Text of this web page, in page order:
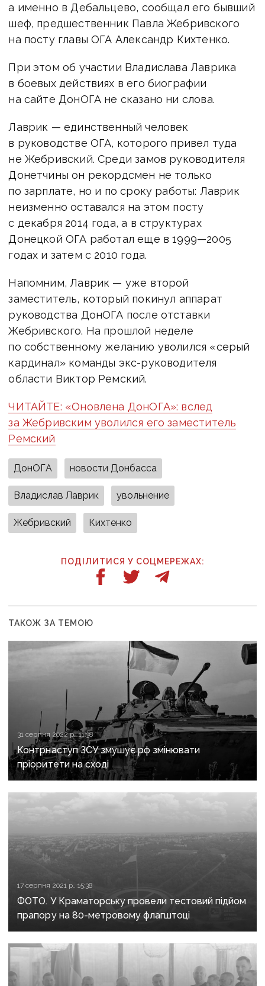
а именно в Дебальцево, сообщал его бывший
шеф, предшественник Павла Жебривского
на посту главы ОГА Александр Кихтенко.
При этом об участии Владислава Лаврика
в боевых действиях в его биографии
на сайте ДонОГА не сказано ни слова.
Лаврик — единственный человек
в руководстве ОГА, которого привел туда
не Жебривский. Среди замов руководителя
Донетчины он рекордсмен не только
по зарплате, но и по сроку работы: Лаврик
неизменно оставался на этом посту
с декабря 2014 года, а в структурах
Донецкой ОГА работал еще в 1999—2005
годах и затем с 2010 года.
Напомним, Лаврик — уже второй
заместитель, который покинул аппарат
руководства ДонОГА после отставки
Жебривского. На прошлой неделе
по собственному желанию уволился «серый
кардинал» команды экс-руководителя
области Виктор Ремский.
ЧИТАЙТЕ: «Оновлена ДонОГА»: вслед
за Жебривским уволился его заместитель
Ремский
ДонОГА новости Донбасса
Владислав Лаврик увольнение
Жебривский Кихтенко
ПОДІЛИТИСЯ У СОЦМЕРЕЖАХ:
ТАКОЖ ЗА ТЕМОЮ
31 серпня 2022 р., 11:38
Контрнаступ ЗСУ змушує рф змінювати
пріоритети на сході
17 серпня 2021 р., 15:38
ФОТО. У Краматорську провели тестовий підйом
прапору на 80-метровому флагштоці